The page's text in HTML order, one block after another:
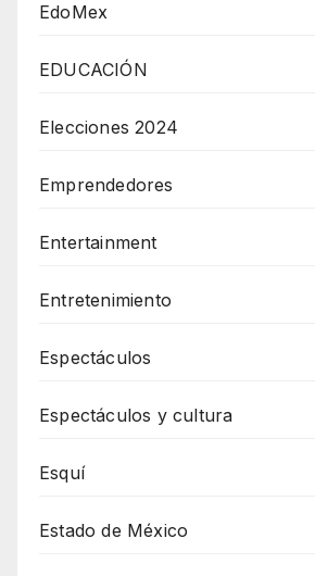
EdoMex
EDUCACIÓN
Elecciones 2024
Emprendedores
Entertainment
Entretenimiento
Espectáculos
Espectáculos y cultura
Esquí
Estado de México